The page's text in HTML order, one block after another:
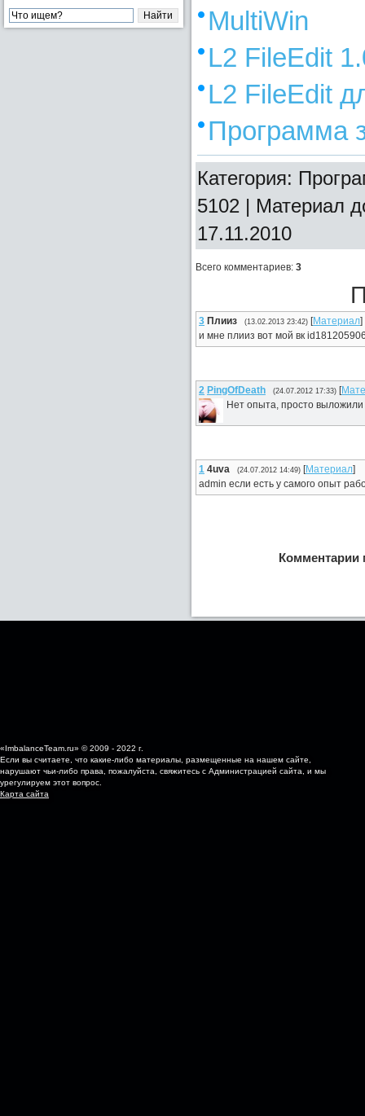
MultiWin
L2 FileEdit
L2 FileEdit
Программа
Категория:
5102 | Материал
17.11.2010
Всего комментариев: 3
3 Плииз (13.02.2013 23:42) [Материал]
и мне плииз вот мой вк
2 PingOfDeath (24.07.2012 17:33) [
Нет опыта, просто
1 4uva (24.07.2012 14:49) [Материал]
admin если есть у самого опыт
Комментарии
«ImbalanceTeam.ru» © 2009 - 2022 г.
Если вы считаете, что какие-либо материалы, размещенные на нашем сайте,
нарушают чьи-либо права, пожалуйста, свяжитесь с Администрацией сайта, и мы
урегулируем этот вопрос.
Карта сайта